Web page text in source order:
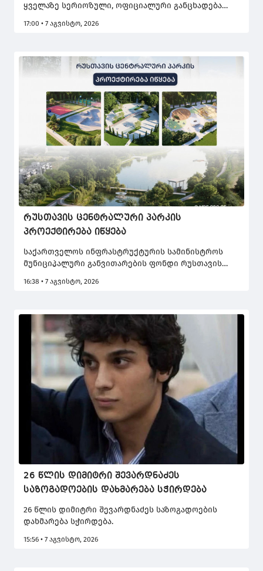
ყველაზე სერიოზული, ოფიციალური განცხადება
ერთხელ გთხოვთ, დამეხმარეთ გაზიარებაში. არ
ჯანმრთელობის განზრახ მძიმე დაზიანებით
გარდაცვლილი გიგა ავალიანის დედა, ეკა კუპატაძე
სოციალურ ქსელში წერს.
17:00 • 7 აგვისტო, 2026
რუსთავის ცენტრალური პარკის
პროექტირება იწყება
საქართველოს ინფრასტრუქტურის სამინისტროს
მუნიციპალური განვითარების ფონდი რუსთავის
იწყებს.
16:38 • 7 აგვისტო, 2026
26 წლის დიმიტრი შევარდნაძეს
საზოგადოების დახმარება სჭირდება
26 წლის დიმიტრი შევარდნაძეს საზოგადოების
დახმარება სჭირდება.
15:56 • 7 აგვისტო, 2026